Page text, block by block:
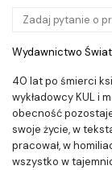
Zadaj pytanie o
Wydawnictwo
40 lat po śmierci
wykładowcy KUL i
obecność
swoje życie, w
pracował, w
wszystko w